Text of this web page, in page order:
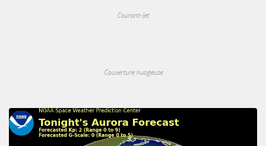
Courant-Jet
Couverture nuageuse